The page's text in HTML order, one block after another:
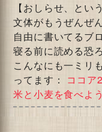
【おしらせ、とい
文体がもうぜんぜ
自由に書いてるブ
寝る前に読める恐
こんなにも一ミリ
ってます： ココア
米と小麦を食べよ